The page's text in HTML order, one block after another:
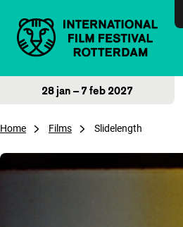
28 jan – 7 feb 2027
Home Films Slidelength